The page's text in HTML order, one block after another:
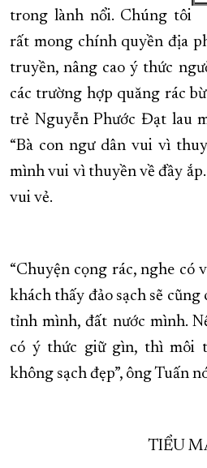
trong lành nổi. Chúng tôi
rất mong chính quyền địa
truyền, nâng cao ý thức
các trường hợp quăng rác
trẻ Nguyễn Phước Đạt lau
“Bà con ngư dân vui vì
mình vui vì thuyền về đầy
vui vẻ.
“Chuyện cọng rác, nghe có
khách thấy đảo sạch sẽ
tỉnh mình, đất nước mình.
có ý thức giữ gìn, thì môi
không sạch đẹp”, ông Tuấn
TIỂU